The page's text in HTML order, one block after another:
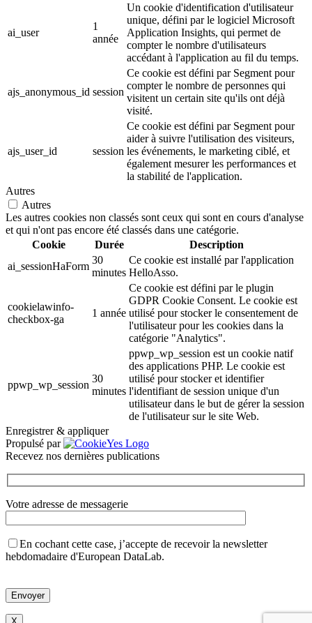
ai_user
1
année
Un cookie d'identification d'utilisateur
unique, défini par le logiciel Microsoft
Application Insights, qui permet de
compter le nombre d'utilisateurs
accédant à l'application au fil du temps.
ajs_anonymous_id session
Ce cookie est défini par Segment pour
compter le nombre de personnes qui
visitent un certain site qu'ils ont déjà
visité.
ajs_user_id session
Ce cookie est défini par Segment pour
aider à suivre l'utilisation des visiteurs,
les événements, le marketing ciblé, et
également mesurer les performances et
la stabilité de l'application.
Autres
Autres
Les autres cookies non classés sont ceux qui sont en cours d'analyse
et qui n'ont pas encore été classés dans une catégorie.
Cookie
Durée
Description
ai_sessionHaForm
30
minutes
Ce cookie est installé par l'application
HelloAsso.
cookielawinfo-
checkbox-ga
1 année
Ce cookie est défini par le plugin
GDPR Cookie Consent. Le cookie est
utilisé pour stocker le consentement de
l'utilisateur pour les cookies dans la
catégorie "Analytics".
ppwp_wp_session
30
minutes
ppwp_wp_session est un cookie natif
des applications PHP. Le cookie est
utilisé pour stocker et identifier
l'identifiant de session unique d'un
utilisateur dans le but de gérer la session
de l'utilisateur sur le site Web.
Enregistrer & appliquer
Propulsé par
Recevez nos dernières publications
Votre adresse de messagerie
En cochant cette case, j’accepte de recevoir la newsletter
hebdomadaire d'European DataLab.
laisser
ce
champ